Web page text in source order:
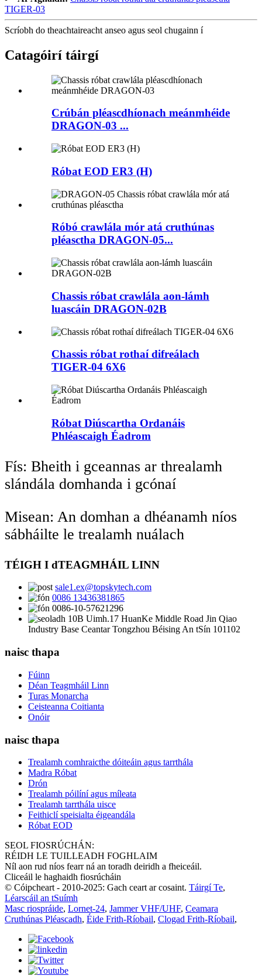
TIGER-03
Scríobh do theachtaireacht anseo agus seol chugainn í
Catagóirí táirgí
Crúbán pléascdhíonach meánmhéide
DRAGON-03 ...
Róbat EOD ER3 (H)
Róbó crawlála mór atá cruthúnas
pléasctha DRAGON-05...
Chassis róbat crawlála aon-lámh
luascáin DRAGON-02B
Chassis róbat rothaí difreálach
TIGER-04 6X6
Róbat Diúscartha Ordanáis
Phléascaigh Éadrom
Fís: Bheith i gceannas ar threalamh
slándála domhanda i gcónaí
Misean: An domhan a dhéanamh níos
sábháilte le trealamh nuálach
TÉIGH I dTEAGMHÁIL LINN
sale1.ex@topskytech.com
0086 13436381865
0086-10-57621296
10B Uimh.17 HuanKe Middle Road Jin Qiao
Industry Base Ceantar Tongzhou Béising An tSín 101102
naisc thapa
Fúinn
Déan Teagmháil Linn
Turas Monarcha
Ceisteanna Coitianta
Onóir
naisc thapa
Trealamh comhraicthe dóiteáin agus tarrthála
Madra Róbat
Drón
Trealamh póilíní agus míleata
Trealamh tarrthála uisce
Feithiclí speisialta éigeandála
Róbat EOD
SEOL FIOSRÚCHÁN:
RÉIDH LE TUILLEADH FOGHLAIM
Níl aon rud níos fearr ná an toradh deiridh a fheiceáil.
Cliceáil le haghaidh fiosrúcháin
© Cóipcheart - 2010-2025: Gach ceart ar cosaint. Táirgí Te,
Léarscáil an tSuímh
Masc riospráide, Lornet-24, Jammer VHF/UHF, Ceamara
Cruthúnas Pléascadh, Éide Frith-Ríobail, Clogad Frith-Ríobail,